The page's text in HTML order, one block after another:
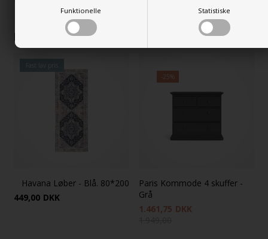
Funktionelle Statistiske
Kunder købte også
Havana Løber - Blå. 80*200
449,00 DKK
-25%
Paris Kommode 4 skuffer -
Grå
1.461,75 DKK